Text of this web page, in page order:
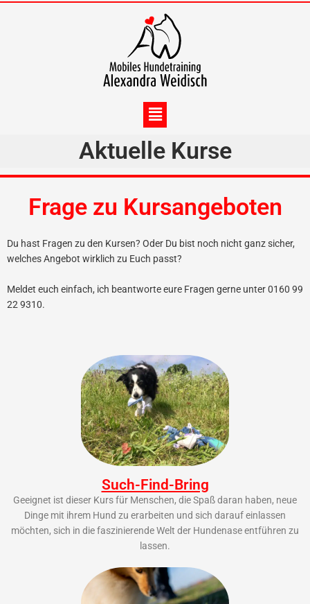
Menü
Aktuelle Kurse
Frage zu Kursangeboten
Du hast Fragen zu den Kursen? Oder Du bist noch nicht ganz sicher,
welches Angebot wirklich zu Euch passt?
Meldet euch einfach, ich beantworte eure Fragen gerne unter 0160 99
22 9310.
Such-Find-Bring
Geeignet ist dieser Kurs für Menschen, die Spaß daran haben, neue
Dinge mit ihrem Hund zu erarbeiten und sich darauf einlassen
möchten, sich in die faszinierende Welt der Hundenase entführen zu
lassen.